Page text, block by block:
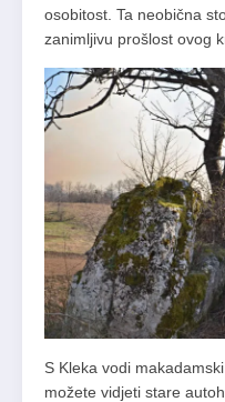
osobitost. Ta neobična
zanimljivu prošlost ovog
S Kleka vodi
možete vidjeti stare